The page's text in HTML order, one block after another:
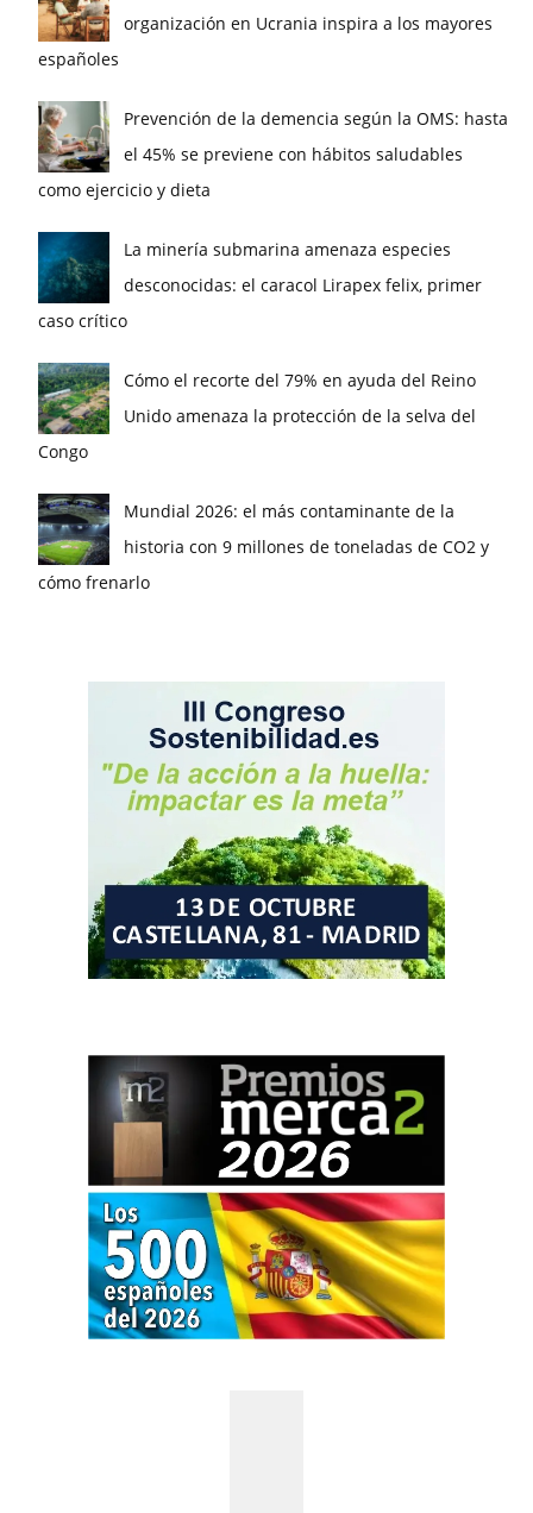
organización en Ucrania inspira a los mayores
españoles
Prevención de la demencia según la OMS: hasta
el 45% se previene con hábitos saludables
como ejercicio y dieta
La minería submarina amenaza especies
desconocidas: el caracol Lirapex felix, primer
caso crítico
Cómo el recorte del 79% en ayuda del Reino
Unido amenaza la protección de la selva del
Congo
Mundial 2026: el más contaminante de la
historia con 9 millones de toneladas de CO2 y
cómo frenarlo